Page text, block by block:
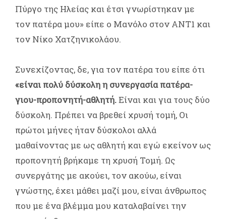
Πύργο της Ηλείας και έτσι γνωρίστηκαν με
τον πατέρα μου» είπε ο Μανόλο στον ΑΝΤ1 και
τον Νίκο Χατζηνικολάου.
Συνεχίζοντας, δε, για τον πατέρα του είπε ότι
«είναι πολύ δύσκολη η συνεργασία πατέρα-
γιου-προπονητή-αθλητή.Είναι και για τους δύο
δύσκολη. Πρέπει να βρεθεί χρυσή τομή, Οι
πρώτοι μήνες ήταν δύσκολοι αλλά
μαθαίνοντας με ως αθλητή και εγώ εκείνον ως
προπονητή βρήκαμε τη χρυσή Τομή. Ως
συνεργάτης με ακούει, τον ακούω, είναι
γνώστης, έχει μάθει μαζί μου, είναι άνθρωπος
που με ένα βλέμμα μου καταλαβαίνει την